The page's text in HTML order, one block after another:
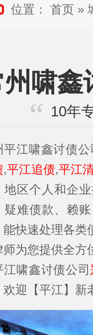
位置： 首页 »
啸鑫
10年
平江啸鑫讨债
,平江追债,平江
地区个人和企
疑难债款、赖
能快速处理各类
师为您提供全方
江啸鑫讨债公司
欢迎【平江】新